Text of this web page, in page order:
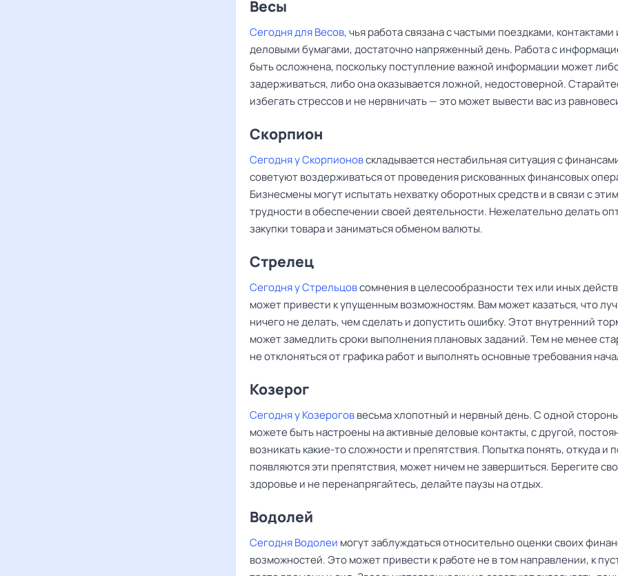
Весы ‌‌
Сегодня для Весов, чья работа связана с частыми поездками, контактами
деловыми бумагами, достаточно напряженный день. Работа с
быть осложнена, поскольку поступление важной информации может
задерживаться, либо она оказывается ложной, недостоверной.
избегать стрессов и не нервничать — это может вывести вас из
Скорпион
Сегодня у Скорпионовскладывается нестабильная ситуация с
советуют воздерживаться от проведения рискованных финансовых
Бизнесмены могут испытать нехватку оборотных средств и в связи с этим
трудности в обеспечении своей деятельности. Нежелательно делать
закупки товара и заниматься обменом валюты.
Стрелец
Сегодня у Стрельцовсомнения в целесообразности тех или иных
может привести к упущенным возможностям. Вам может казаться, что
ничего не делать, чем сделать и допустить ошибку. Этот внутренний
может замедлить сроки выполнения плановых заданий. Тем не менее
не отклоняться от графика работ и выполнять основные требования
Козерог
Сегодня у Козероговвесьма хлопотный и нервный день. С одной
можете быть настроены на активные деловые контакты, с другой,
возникать какие-то сложности и препятствия. Попытка понять, откуда и
появляются эти препятствия, может ничем не завершиться. Берегите
здоровье и не перенапрягайтесь, делайте паузы на отдых.
Водолей
Сегодня Водолеи могут заблуждаться относительно оценки своих
возможностей. Это может привести к работе не в том направлении, к